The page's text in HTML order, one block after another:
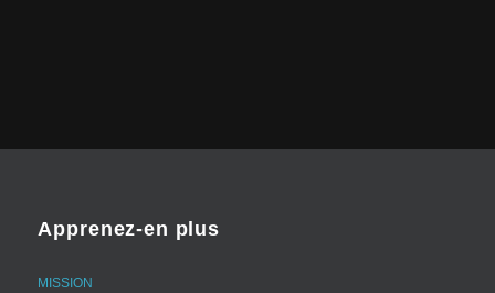
Apprenez-en plus
MISSION